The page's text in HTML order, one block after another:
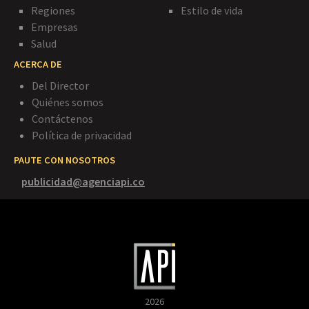
Regiones
Empresas
Salud
Estilo de vida
ACERCA DE
Del Director
Quiénes somos
Contáctenos
Política de privacidad
PAUTE CON NOSOTROS
publicidad@agenciapi.co
2026